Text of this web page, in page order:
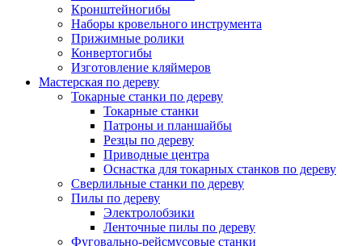
Кронштейногибы
Наборы кровельного инструмента
Прижимные ролики
Конвертогибы
Изготовление кляймеров
Мастерская по дереву
Токарные станки по дереву
Токарные станки
Патроны и планшайбы
Резцы по дереву
Приводные центра
Оснастка для токарных станков по дереву
Сверлильные станки по дереву
Пилы по дереву
Электролобзики
Ленточные пилы по дереву
Фуговально-рейсмусовые станки